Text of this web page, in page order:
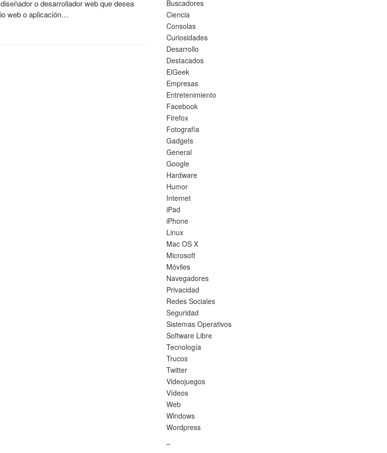
o desarrollador web que desea
web o aplicación…
Buscadores
Ciencia
Consolas
Curiosidades
Desarrollo
Destacados
ElGeek
Empresas
Entretenimiento
Facebook
Firefox
Fotografía
Gadgets
General
Google
Hardware
Humor
Internet
iPad
iPhone
Linux
Mac OS X
Microsoft
Móviles
Navegadores
Privacidad
Redes Sociales
Seguridad
Sistemas Operativos
Software Libre
Tecnología
Trucos
Twitter
Videojuegos
Vídeos
Web
Windows
Wordpress
–